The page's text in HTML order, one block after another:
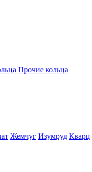
Прочие кольца
Жемчуг Изумруд Кварц